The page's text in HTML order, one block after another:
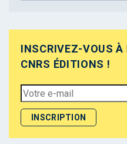
INSCRIVEZ-VOUS À
CNRS ÉDITIONS !